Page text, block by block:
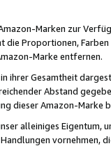
Marken zur
die Proportionen,
Marke entfernen.
ihrer Gesamtheit
Abstand
dieser Amazon-Marke
alleiniges
vornehmen,